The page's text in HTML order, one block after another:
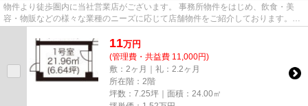
物件より徒歩圏内に当社営業店がございます。 事務所物件をはじめ、飲食・美
容・物販などの様々な業種のニーズに応じて店舗物件をご紹介しております。
尚、弊社ではおとり広告は一切...
11万円
(管理費・共益費 11,000円)
敷：2ヶ月｜礼：2.2ヶ月
所在階：2階
坪数：7.25坪｜面積：24.00㎡